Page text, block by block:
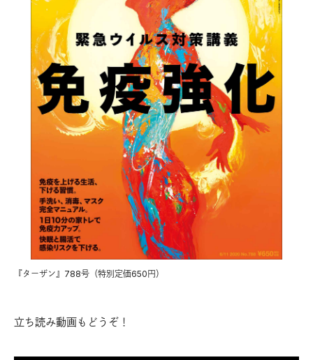
『ターザン』788号（特別定価650円）
立ち読み動画もどうぞ！